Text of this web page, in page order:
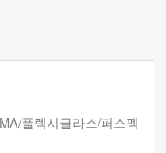
플렉시글라스/퍼스펙